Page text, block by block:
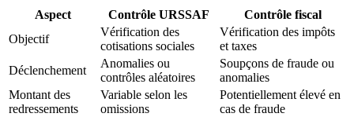
Aspect Contrôle URSSAF
Contrôle fiscal
Objectif
Vérification des
cotisations sociales
Vérification des impôts
et taxes
Déclenchement
Anomalies ou
contrôles aléatoires
Soupçons de fraude ou
anomalies
Montant des
redressements
Variable selon les
omissions
Potentiellement élevé en
cas de fraude